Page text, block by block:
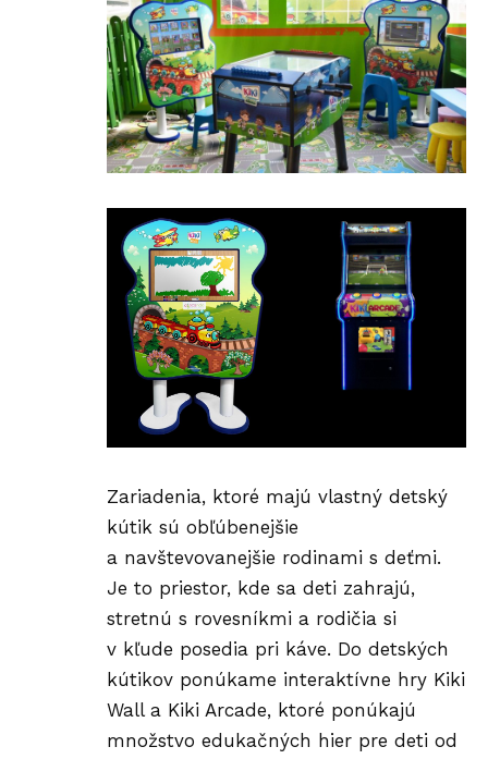
Zariadenia, ktoré majú vlastný detský
kútik sú obľúbenejšie
a navštevovanejšie rodinami s deťmi.
Je to priestor, kde sa deti zahrajú,
stretnú s rovesníkmi a rodičia si
v kľude posedia pri káve. Do detských
kútikov ponúkame interaktívne hry Kiki
Wall a Kiki Arcade, ktoré ponúkajú
množstvo edukačných hier pre deti od